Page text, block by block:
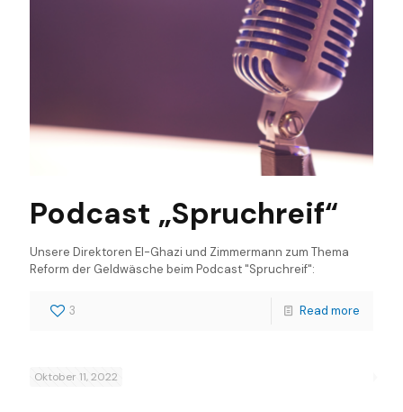
Podcast „Spruchreif“
Unsere Direktoren El-Ghazi und Zimmermann zum Thema
Reform der Geldwäsche beim Podcast "Spruchreif":
3 Read more
Oktober 11, 2022